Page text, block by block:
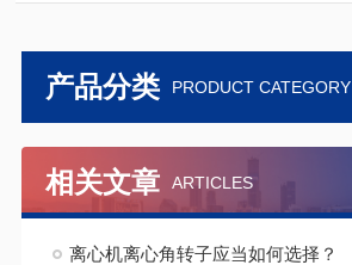
产品分类 PRODUCT CATEGORY
相关文章 ARTICLES
离心机离心角转子应当如何选择？